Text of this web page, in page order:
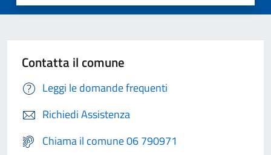
Contatta il comune
Leggi le domande frequenti
Richiedi Assistenza
Chiama il comune 06 790971